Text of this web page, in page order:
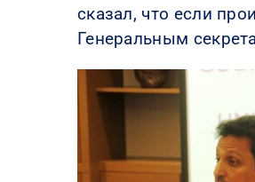
сказал, что если
Генеральным